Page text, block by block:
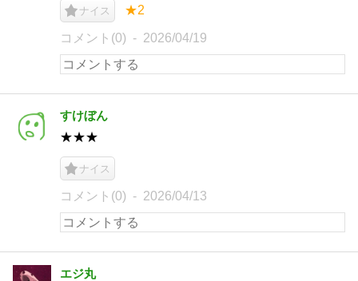
ナイス ★2
コメント(0) 2026/04/19
すけぼん
★★★
ナイス
コメント(0) 2026/04/13
エジ丸